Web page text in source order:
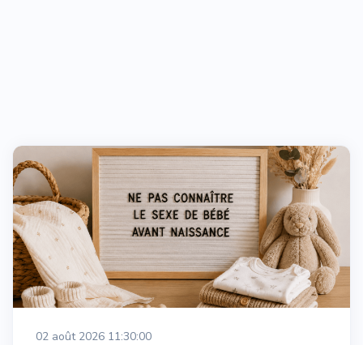
02 août 2026 11:30:00